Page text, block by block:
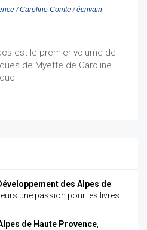
/Caroline Comte/écrivain -
est le premier volume de
de Myette de Caroline
des Alpes de
une passion pour les livres
de Haute Provence,